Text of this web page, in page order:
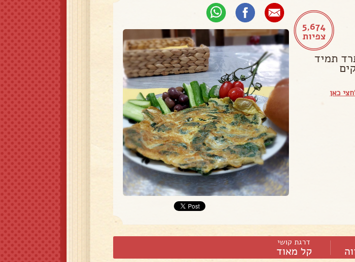
5,674
צפיות
תמיד
כאן
דרגת קושי
קל מאוד